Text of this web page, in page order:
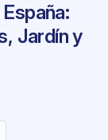
Jardín y